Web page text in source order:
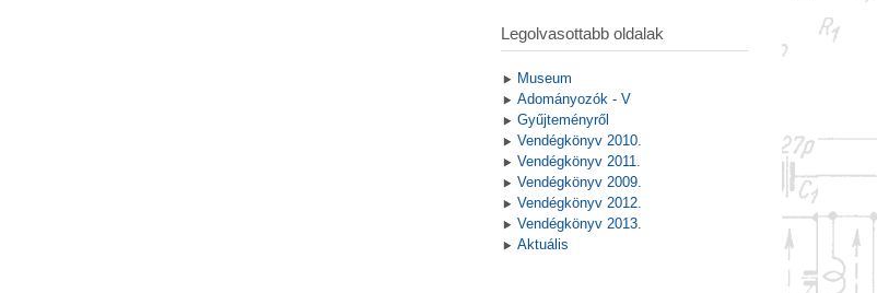
Legolvasottabb oldalak
Museum
Adományozók - V
Gyűjteményről
Vendégkönyv 2010.
Vendégkönyv 2011.
Vendégkönyv 2009.
Vendégkönyv 2012.
Vendégkönyv 2013.
Aktuális